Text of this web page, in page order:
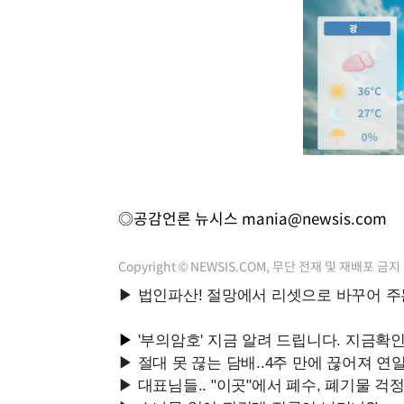
◎공감언론 뉴시스 mania@newsis.com
Copyright © NEWSIS.COM, 무단 전재 및 재배포 금지